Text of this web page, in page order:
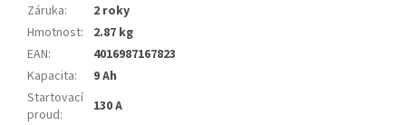
Záruka:
2 roky
Hmotnost:
2.87 kg
EAN:
4016987167823
Kapacita:
9 Ah
Startovací
proud:
130 A